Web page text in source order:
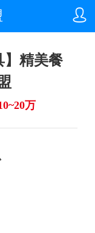

】精美餐
万